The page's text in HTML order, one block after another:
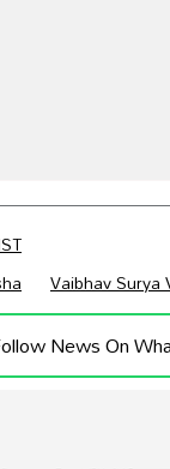
Vaibhav Surya
News On